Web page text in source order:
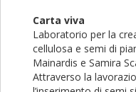
Carta viva
Laboratorio per la
cellulosa e semi di
Mainardis e Samira
Attraverso la